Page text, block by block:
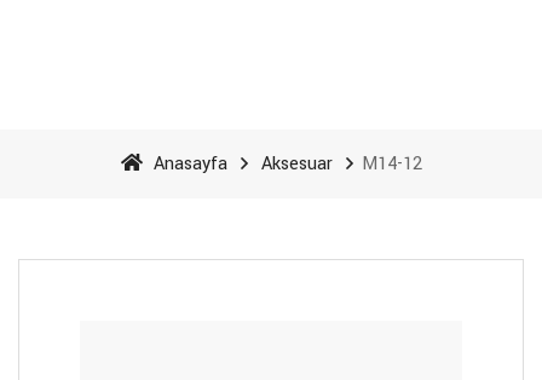
Anasayfa Aksesuar M14-12